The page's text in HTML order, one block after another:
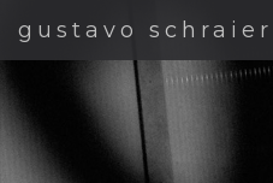
gustavo schraier